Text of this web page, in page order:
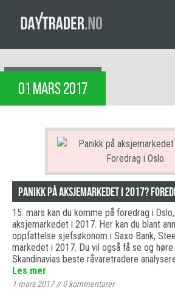
01 MARS 2017
Panikk på aksjemarkedet i 2017?
15. mars kan du komme på foredrag i
aksjemarkedet i 2017. Her kan du blant
oppfattelse sjefsøkonom i Saxo Bank,
markedet i 2017. Du vil også få se og høre
Skandinavias beste råvaretradere
Les mer
1 mars 2017//0kommentarer